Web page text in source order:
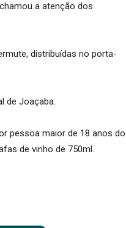
a atenção dos
distribuídas no porta-
de Joaçaba.
pessoa maior de 18 anos do
de vinho de 750ml.